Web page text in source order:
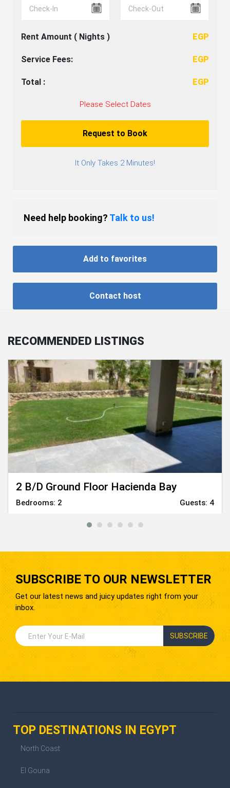
Rent Amount ( Nights ) EGP
Service Fees: EGP
Total : EGP
Please Select Dates
Request to Book
It Only Takes 2 Minutes!
Need help booking? Talk to us!
Add to favorites
Contact host
RECOMMENDED LISTINGS
2 B/D Ground Floor Hacienda Bay
Bedrooms: 2 Guests: 4
SUBSCRIBE TO OUR NEWSLETTER
Get our latest news and juicy updates right from your
inbox.
SUBSCRIBE
TOP DESTINATIONS IN EGYPT
North Coast
El Gouna